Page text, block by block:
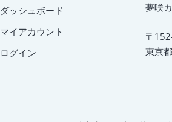
ダッシュボード
マイアカウント
ログイン
夢咲
〒
東京